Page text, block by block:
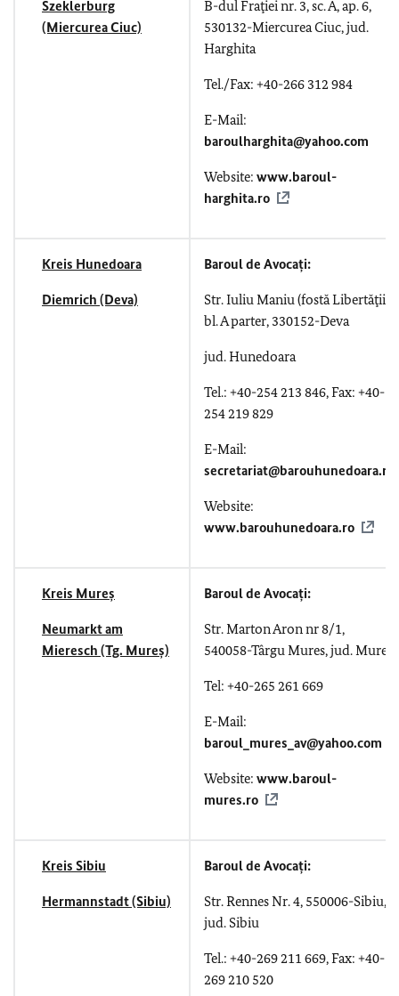
Szeklerburg
(Miercurea Ciuc)
B-dul Fraţiei nr. 3, sc. A, ap. 6,
530132-Miercurea Ciuc, jud.
Harghita
Tel./Fax: +40-266 312 984
E-Mail:
baroulharghita@yahoo.com
Website: www.baroul-
harghita.ro
Kreis Hunedoara
Diemrich (Deva)
Baroul de Avocați:
Str. Iuliu Maniu (fostă Libertăţii),
bl. A parter, 330152-Deva
jud. Hunedoara
Tel.: +40-254 213 846,Fax: +40-
254 219 829
E-Mail:
secretariat@barouhunedoara.ro
Website:
www.barouhunedoara.ro
Kreis Mureș
Neumarkt am
Mieresch (Tg. Mureș)
Baroul de Avocați:
Str. Marton Aron nr 8/1,
540058-Târgu Mures, jud. Mureș
Tel: +40-265 261 669
E-Mail:
baroul_mures_av@yahoo.com
Website: www.baroul-
mures.ro
Kreis Sibiu
Hermannstadt (Sibiu)
Baroul de Avocați:
Str. Rennes Nr. 4, 550006-Sibiu,
jud. Sibiu
Tel.: +40-269 211 669, Fax: +40-
269 210 520